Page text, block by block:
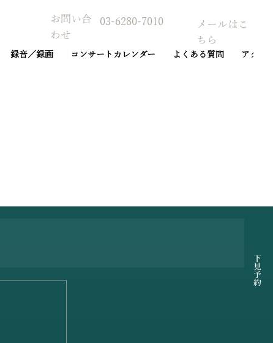
お問い合
わせ
03-6280-7010
メールはこ
ちら
録音／録画 コンサートカレンダー よくある質問 アクセ
下見予約